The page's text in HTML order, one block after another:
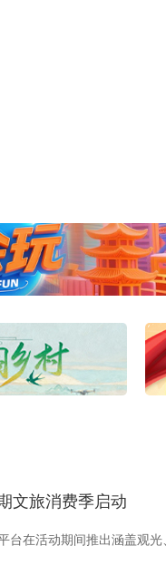
文旅消费季启动
台在活动期间推出涵盖观光